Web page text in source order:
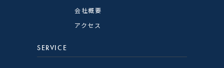
会社概要
アクセス
SERVICE